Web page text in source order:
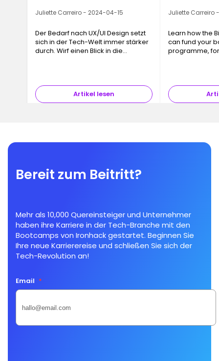
Juliette Carreiro - 2024-04-15
Der Bedarf nach UX/UI Design setzt
sich in der Tech-Welt immer stärker
durch. Wirf einen Blick in die
Artikel lesen
Juliette Carreiro
Learn how the
can fund your
programme,
Bereit zum Beitritt?
Mehr als 10,000 Quereinsteiger und Unternehmer
haben ihre Karriere in der Tech-Branche mit den
Bootcamps von Ironhack gestartet. Beginnen Sie
Ihre neue Karrierereise und schließen Sie sich der
Tech-Revolution an!
Email *